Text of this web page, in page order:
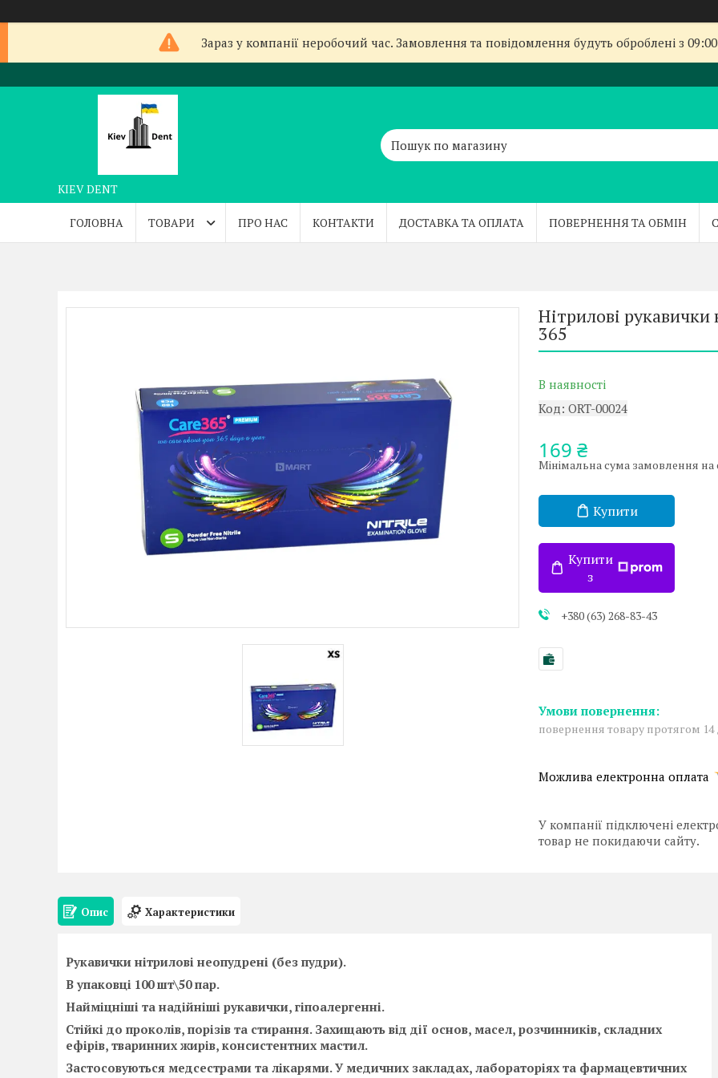
Зараз у компанії неробочий час. Замовлення та повідомлення будуть оброблені з
KIEV DENT
ГОЛОВНА ТОВАРИ ПРО НАС КОНТАКТИ ДОСТАВКА ТА ОПЛАТА ПОВЕРНЕННЯ ТА ОБМІН
Нітрилові
365
В наявності
Код: ORT-00024
169 ₴
Мінімальна сума замовлення на
Купити
Купити
з
+380 (63) 268-83-43
повернення товару протягом 14
У компанії підключені
товар не покидаючи сайту.
Опис Характеристики
Рукавички нітрилові неопудрені (без пудри).
В упаковці 100 шт\50 пар.
Найміцніші та надійніші рукавички, гіпоалергенні.
Стійкі до проколів, порізів та стирання. Захищають від дії основ, масел, розчинників, складних
ефірів, тваринних жирів, консистентних мастил.
Застосовуються медсестрами та лікарями. У медичних закладах, лабораторіях та фармацевтичних